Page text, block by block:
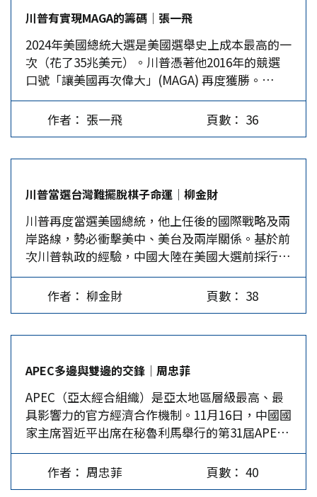
盟友產生貿易摩擦。美國也將違背「世界貿易組
織」限制關稅的承諾，加深國際間的動盪不安，惡
化環球經濟，背負違反國際規則的惡名。 川普誤
以為高關稅可讓製造業回到美國，為美國家庭減輕
負擔，但製造業回歸談何容易，當年移出的原因猶
在，重起爐灶困難重重，幾無可能。他又誤以為外
商吸收關稅，但貿易專家均認為，由進口公司提高
物價來補償，然後由消費者承擔，因進口貨減少而
（Larry…
不爭鬥是不可能的，一定會出現損人不利己的手
段，「合則兩利，鬥則俱傷」的統戰式呼喚，美國
人不會放在心上。 川普第一任啟動中美貿易戰，
圍堵大陸經貿與科技，這個路線拜登繼承了且擴大
了，特點是聯合天下盟友圍中，串起北約與印太。
川普應該會繼續以中國為最大競爭對手，甚至在心
裡定位為敵國，使盡怪招削弱其力量，但嘴上還是
會說大陸領導人的好話，這是他慣用的陰陽兩手。
動，進一步打破台海平衡。 川普再度當選總統，
這一政治結果在全球範圍內引起廣泛關注。尤其，
台灣問題是中國核心利益中的核心，是中美關係第
一條不可逾越的紅線。大選已落幕，剖析川普在台
灣問題上的立場變化極為重要。 川普上任期的對
台政策 2016-2020年間，美國將台灣視為其「印太
戰略」重要的一環，中美關係遭到極大破壞。首
先，美方不斷強調《與台灣關係法》並提升六項保
的外交規範。其次，與國會聯合多次推動涉台立
法，包括《與台灣交往法》、《台灣友邦國際保護
及加強倡議法》、《台灣保證法》等，國會議員還
提出諸多涉台法案，例如《防止台灣遭入侵法
案》、《台灣關係強化法案》、《台灣防衛法》
等。再次，對台軍售在質和量上均有極大突破，四
年內對台售軍火次數高達11次，總價值超183億美
元；台灣長期以來求購的66架F-16C/D型戰機得以
鏈」，進行台美夥伴關係對話。在對大陸開展全面
貿易戰下，引導台灣高科技赴美建廠，2017年富士
康集團選擇在威斯康辛設廠、2020年台積電赴亞利
桑那州建廠。 川普政府為拜登政府在與台灣高層
接觸、對台軍售、建立美台供應鏈等方面奠定了基
調，在拜登時期時任美國眾議院議長裴洛西於2022
年竄訪台灣，後期對台持續性的軍售及打造「美日
韓台晶片四方聯盟」等系列行徑表明，無論哪一黨
川普有實現MAGA的籌碼│張一飛
2024年美國總統大選是美國選舉史上成本最高的一
次（花了35兆美元）。川普憑著他2016年的競選
口號「讓美國再次偉大」(MAGA) 再度獲勝。
MAGA是一個偉大的口號，引起美國工人階級、保
守派的共鳴。因此，儘管有來自富人的巨額捐款，
川普此次獲勝主要來自MAGA的支持者。川普不會
含非常具體的目標：改善經濟，讓美國人生活得更
好，使美國基礎設施現代化，也期望美國能保持世
界領導者的地位，提升美國在世界舞台的威望。看
來美國人賦予新總統的使命，不僅是實現MAGA，
而且是「讓世界再次偉大」（MAWGA）。因此，
川普在2025-2028 任內應當重點關注MAGA…
作者： 張一飛 頁數： 36
川普當選台灣難擺脫棋子命運│柳金財
川普再度當選美國總統，他上任後的國際戰略及兩
岸路線，勢必衝擊美中、美台及兩岸關係。基於前
次川普執政的經驗，中國大陸在美國大選前採行了
預防性外交，大選結果底定後，中國外交部嚴正表
達「台灣問題是中美關係中最重要、最敏感的問
題，中國堅決反對任何形式的美台官方往來。美國
估大選對兩岸關係會有衝擊。民主黨總統候選人賀
錦麗涉台言行，包括延續拜登路線，維持以規則為
基礎的國際秩序，負責任地管理美中既競爭又合作
的關係，回歸美國傳統的涉台立場，回歸戰略模
糊，強調重點領域美台合作，協助台灣實質性參與
國際事務。至於川普涉台政策則體現孤立主義色
彩、商人邏輯，以及明確以中國作為主要戰略競爭
的對象。 比較美國兩黨的涉台政策 首先，美國任
作者： 柳金財 頁數： 38
APEC多邊與雙邊的交鋒│周忠菲
APEC（亞太經合組織）是亞太地區層級最高、最
具影響力的官方經濟合作機制。11月16日，中國國
家主席習近平出席在秘魯利馬舉行的第31屆APEC
領導人峰會，其間與美國總統拜登進行拜登任內最
後一次會晤。 當前全球地緣政治緊張，美國新當
選總統川普即將上任。受這些因素影響，國際社會
作者： 周忠菲 頁數： 40